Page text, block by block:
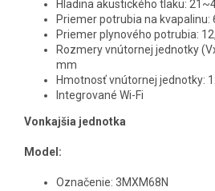
Hladina akustického tlaku:
Priemer potrubia na kvapalinu:
Priemer plynového potrubia:
Rozmery vnútornej jednotky
mm
Hmotnosť vnútornej jednotky:
Integrované Wi-Fi
Vonkajšia jednotka
Model:
Označenie: 3MXM68N